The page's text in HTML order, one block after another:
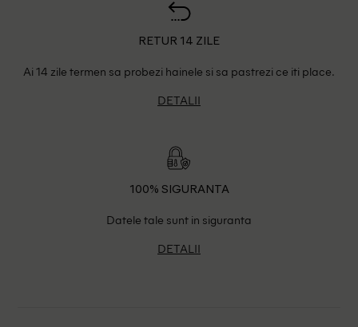
RETUR 14 ZILE
Ai 14 zile termen sa probezi hainele si sa pastrezi ce iti place.
DETALII
100% SIGURANTA
Datele tale sunt in siguranta
DETALII